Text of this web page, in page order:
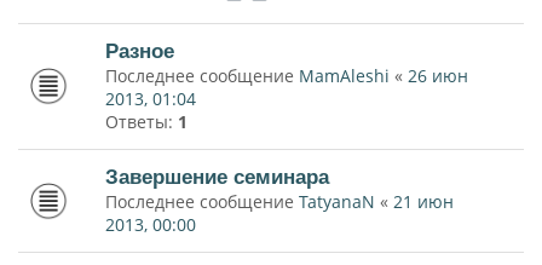
Разное
Последнее сообщение MamAleshi « 26 июн
2013, 01:04
Ответы: 1
Завершение семинара
Последнее сообщение TatyanaN « 21 июн
2013, 00:00